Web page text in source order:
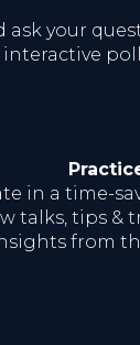
ask your
in a time-
talks, tips &
from